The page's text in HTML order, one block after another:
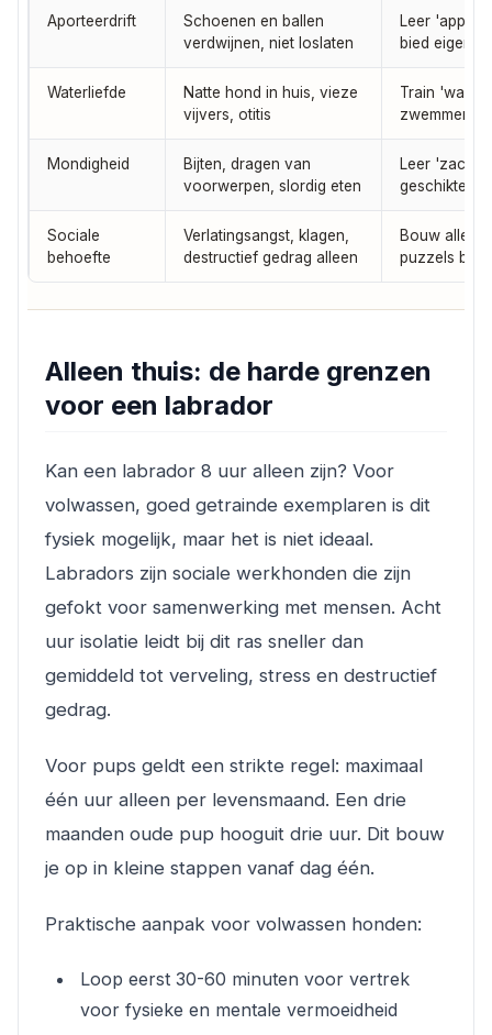
Aporteerdrift
Schoenen en ballen
verdwijnen, niet loslaten
Leer
bied eigen
Waterliefde
Natte hond in huis, vieze
vijvers, otitis
Train
zwemmen;
Mondigheid
Bijten, dragen van
voorwerpen, slordig eten
Leer 'zacht'
geschikte
Sociale
behoefte
Verlatingsangst, klagen,
destructief gedrag alleen
Bouw
puzzels bij
Alleen thuis: de harde grenzen
voor een labrador
Kan een labrador 8 uur alleen zijn? Voor
volwassen, goed getrainde exemplaren is dit
fysiek mogelijk, maar het is niet ideaal.
Labradors zijn sociale werkhonden die zijn
gefokt voor samenwerking met mensen. Acht
uur isolatie leidt bij dit ras sneller dan
gemiddeld tot verveling, stress en destructief
gedrag.
Voor pups geldt een strikte regel: maximaal
één uur alleen per levensmaand. Een drie
maanden oude pup hooguit drie uur. Dit bouw
je op in kleine stappen vanaf dag één.
Praktische aanpak voor volwassen honden:
Loop eerst 30-60 minuten voor vertrek
voor fysieke en mentale vermoeidheid